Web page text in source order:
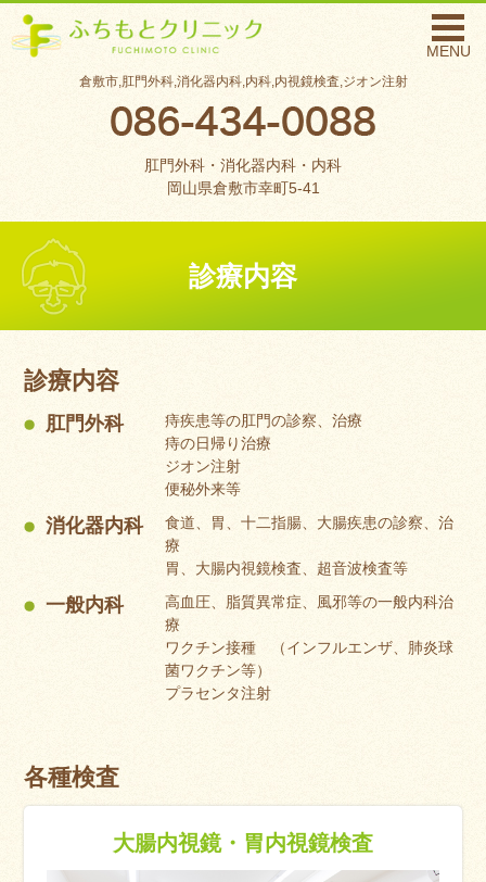
MENU
倉敷市,肛門外科,消化器内科,内科,内視鏡検査,ジオン注射
肛門外科・消化器内科・内科
岡山県倉敷市幸町5-41
診療内容
診療内容
肛門外科
痔疾患等の肛門の診察、治療
痔の日帰り治療
ジオン注射
便秘外来等
消化器内科
食道、胃、十二指腸、大腸疾患の診察、治
療
胃、大腸内視鏡検査、超音波検査等
一般内科
高血圧、脂質異常症、風邪等の一般内科治
療
ワクチン接種 （インフルエンザ、肺炎球
菌ワクチン等）
プラセンタ注射
各種検査
大腸内視鏡・胃内視鏡検査